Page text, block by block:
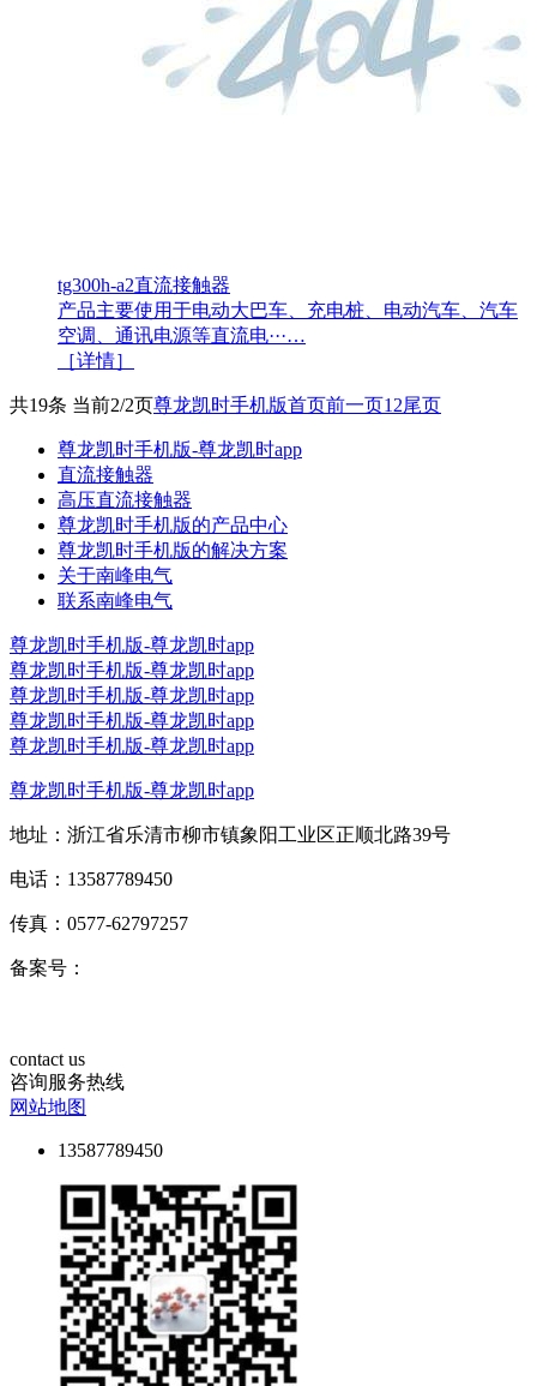
tg300h-a2直流接触器
产品主要使用于电动大巴车、充电桩、电动汽车、汽车
空调、通讯电源等直流电···…
［详情］
共19条 当前2/2页尊龙凯时手机版首页前一页1 2尾页
尊龙凯时手机版-尊龙凯时app
直流接触器
高压直流接触器
尊龙凯时手机版的产品中心
尊龙凯时手机版的解决方案
关于南峰电气
联系南峰电气
尊龙凯时手机版-尊龙凯时app
尊龙凯时手机版-尊龙凯时app
尊龙凯时手机版-尊龙凯时app
尊龙凯时手机版-尊龙凯时app
尊龙凯时手机版-尊龙凯时app
尊龙凯时手机版-尊龙凯时app
地址：浙江省乐清市柳市镇象阳工业区正顺北路39号
电话：13587789450
传真：0577-62797257
备案号：
contact us
咨询服务热线
网站地图
13587789450